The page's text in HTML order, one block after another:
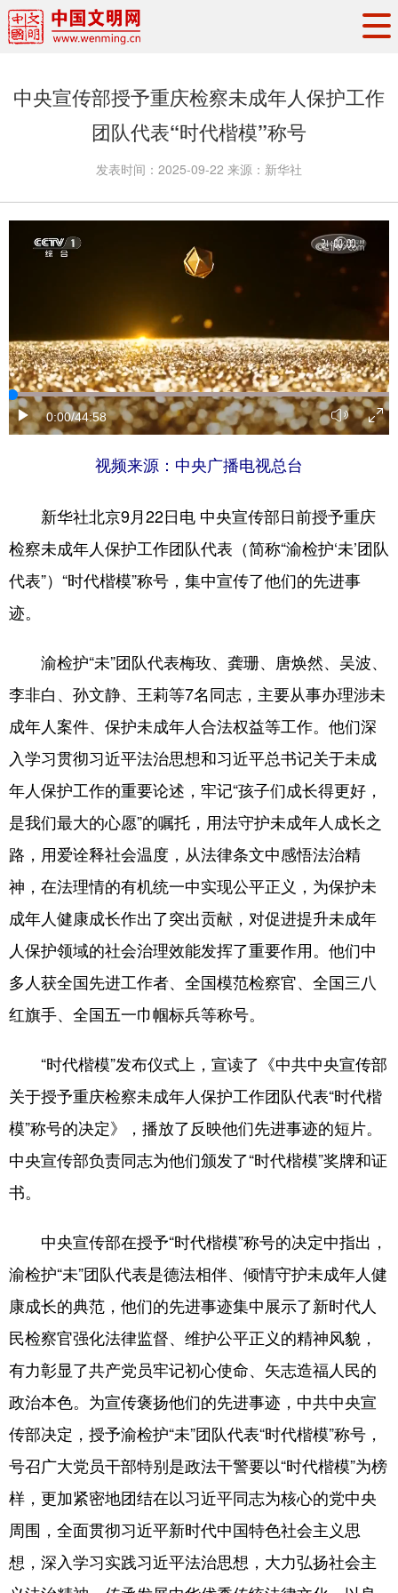
权威发布
资讯联播
地方交流
文明实践
文明创建
文明矩阵
中央宣传部授予重庆检察未成年人保护工作
团队代表“时代楷模”称号
发表时间： 2025-09-22 来源： 新华社
0:00/44:58
视频来源：中央广播电视总台
新华社北京9月22日电 中央宣传部日前授予重庆
检察未成年人保护工作团队代表（简称“渝检护‘未’团队
代表”）“时代楷模”称号，集中宣传了他们的先进事
迹。
渝检护“未”团队代表梅玫、龚珊、唐焕然、吴波、
李非白、孙文静、王莉等7名同志，主要从事办理涉未
成年人案件、保护未成年人合法权益等工作。他们深
入学习贯彻习近平法治思想和习近平总书记关于未成
年人保护工作的重要论述，牢记“孩子们成长得更好，
是我们最大的心愿”的嘱托，用法守护未成年人成长之
路，用爱诠释社会温度，从法律条文中感悟法治精
神，在法理情的有机统一中实现公平正义，为保护未
成年人健康成长作出了突出贡献，对促进提升未成年
人保护领域的社会治理效能发挥了重要作用。他们中
多人获全国先进工作者、全国模范检察官、全国三八
红旗手、全国五一巾帼标兵等称号。
“时代楷模”发布仪式上，宣读了《中共中央宣传部
关于授予重庆检察未成年人保护工作团队代表“时代楷
模”称号的决定》，播放了反映他们先进事迹的短片。
中央宣传部负责同志为他们颁发了“时代楷模”奖牌和证
书。
中央宣传部在授予“时代楷模”称号的决定中指出，
渝检护“未”团队代表是德法相伴、倾情守护未成年人健
康成长的典范，他们的先进事迹集中展示了新时代人
民检察官强化法律监督、维护公平正义的精神风貌，
有力彰显了共产党员牢记初心使命、矢志造福人民的
政治本色。为宣传褒扬他们的先进事迹，中共中央宣
传部决定，授予渝检护“未”团队代表“时代楷模”称号，
号召广大党员干部特别是政法干警要以“时代楷模”为榜
样，更加紧密地团结在以习近平同志为核心的党中央
周围，全面贯彻习近平新时代中国特色社会主义思
想，深入学习实践习近平法治思想，大力弘扬社会主